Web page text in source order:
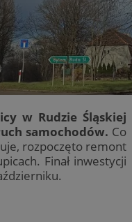
w Rudzie Śląskiej
samochodów. Co
rozpoczęto remont
Finał inwestycji